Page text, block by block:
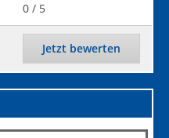
0 / 5
Jetzt bewerten